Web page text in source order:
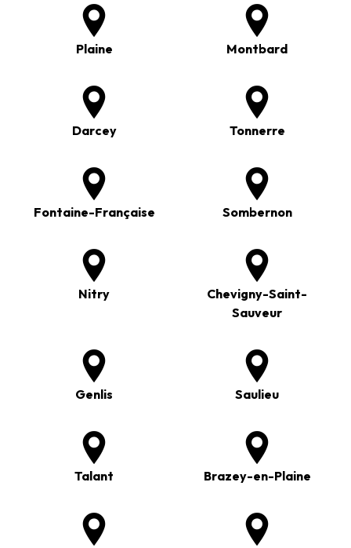
Plaine Montbard
Darcey Tonnerre
Fontaine-Française Sombernon
Nitry
Chevigny-Saint-
Sauveur
Genlis Saulieu
Talant Brazey-en-Plaine